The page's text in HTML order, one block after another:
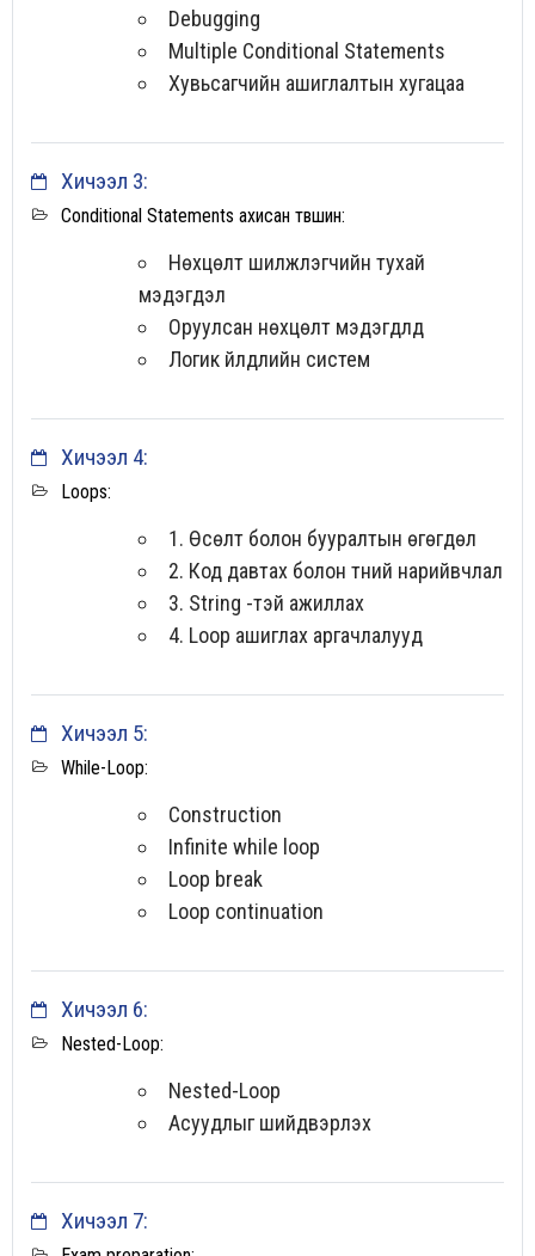
Цалинтай дадлага хийх боломж
Debugging
Multiple Conditional Statements
Хувьсагчийн ашиглалтын хугацаа
Хичээл 3:
Conditional Statements ахисан түвшин:
Нөхцөлт шилжүүлэгчийн тухай
мэдэгдэл
Оруулсан нөхцөлт мэдэгдлүүд
Логик үйлдлийн систем
Хичээл 4:
Loops:
1. Өсөлт болон бууралтын өгөгдөл
2. Код давтах болон түүний нарийвчлал
3. String -тэй ажиллах
4. Loop ашиглах аргачлалууд
Хичээл 5:
While-Loop:
Construction
Infinite while loop
Loop break
Loop continuation
Хичээл 6:
Nested-Loop:
Nested-Loop
Асуудлыг шийдвэрлэх
Хичээл 7: